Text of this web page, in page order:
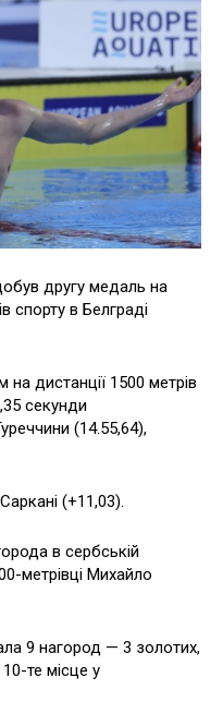
другу медаль на
спорту в Белграді
дистанції 1500 метрів
секунди
(14.55,64),
(+11,03).
в сербській
метрівці Михайло
9 нагород — 3 золотих,
те місце у